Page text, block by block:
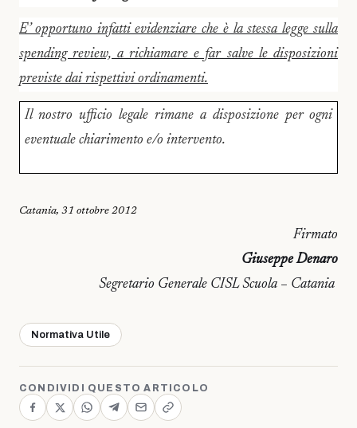
E’ opportuno infatti evidenziare che è la stessa legge sulla
spending review, a richiamare e far salve le disposizioni
previste dai rispettivi ordinamenti.
Il nostro ufficio legale rimane a disposizione per ogni
eventuale chiarimento e/o intervento.
Catania, 31 ottobre 2012
Firmato
Giuseppe Denaro
Segretario Generale CISL Scuola – Catania
Normativa Utile
CONDIVIDI QUESTO ARTICOLO